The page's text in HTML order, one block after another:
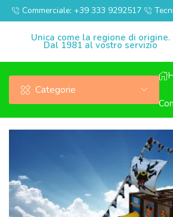
Commerciale: +39 333 9292517
Unica come la regione di origine.
Dal 1981 al vostro servizio
Categorie